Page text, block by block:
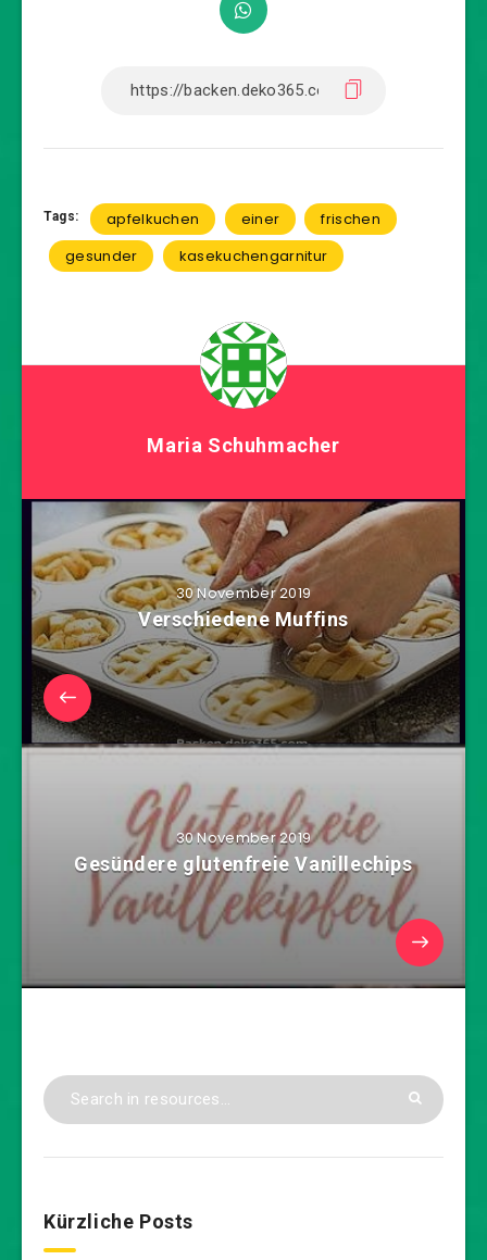
Tags: apfelkuchen einer
frischen
gesunder
kasekuchengarnitur
Maria Schuhmacher
30 November 2019
Verschiedene Muffins
30 November 2019
Gesündere glutenfreie Vanillechips
Kürzliche Posts